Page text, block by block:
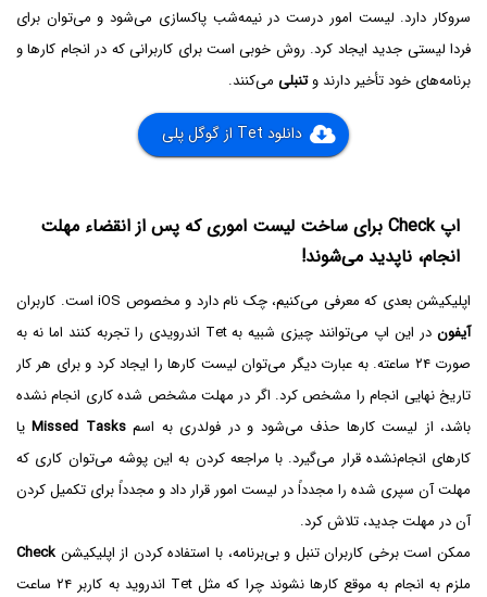
سروکار دارد. لیست امور درست در نیمه‌شب پاکسازی می‌شود و می‌توان برای
فردا لیستی جدید ایجاد کرد. روش خوبی است برای کاربرانی که در انجام کارها و
برنامه‌های خود تأخیر دارند وتنبلی می‌کنند.
دانلود Tet از گوگل پلی
اپ Check برای ساخت لیست اموری که پس از انقضاء مهلت
انجام، ناپدید می‌شوند!
اپلیکیشن بعدی که معرفی می‌کنیم، چک نام دارد و مخصوص iOS است. کاربران
آیفون
در این اپ می‌توانند چیزی شبیه به Tet اندرویدی را تجربه کنند اما نه به
صورت ۲۴ ساعته. به عبارت دیگر می‌توان لیست کارها را ایجاد کرد و برای هر کار
تاریخ نهایی انجام را مشخص کرد. اگر در مهلت مشخص شده کاری انجام نشده
باشد، از لیست کارها حذف می‌شود و در فولدری به اسمMissed Tasksیا
کارهای انجام‌نشده قرار می‌گیرد. با مراجعه کردن به این پوشه می‌توان کاری که
مهلت آن سپری شده را مجدداً در لیست امور قرار داد و مجدداً برای تکمیل کردن
آن در مهلت جدید، تلاش کرد.
ممکن است برخی کاربران تنبل و بی‌برنامه، با استفاده کردن از اپلیکیشن Check
ملزم به انجام به موقع کارها نشوند چرا که مثل Tet اندروید به کاربر ۲۴ ساعت